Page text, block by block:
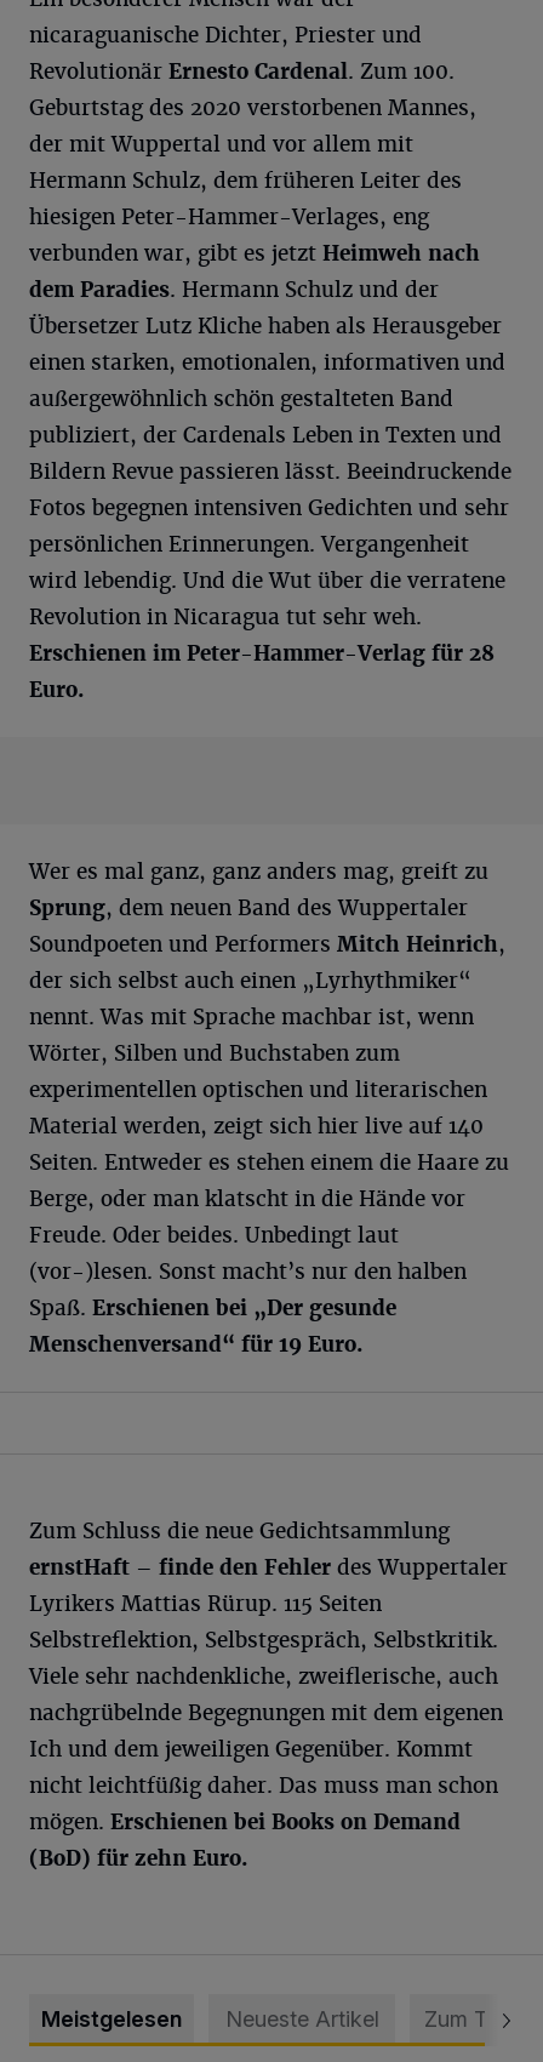
nicaraguanische Dichter, Priester und
Revolutionär Ernesto Cardenal. Zum 100.
Geburtstag des 2020 verstorbenen Mannes,
der mit Wuppertal und vor allem mit
Hermann Schulz, dem früheren Leiter des
hiesigen Peter-Hammer-Verlages, eng
verbunden war, gibt es jetzt Heimweh nach
dem Paradies. Hermann Schulz und der
Übersetzer Lutz Kliche haben als Herausgeber
einen starken, emotionalen, informativen und
außergewöhnlich schön gestalteten Band
publiziert, der Cardenals Leben in Texten und
Bildern Revue passieren lässt. Beeindruckende
Fotos begegnen intensiven Gedichten und sehr
persönlichen Erinnerungen. Vergangenheit
wird lebendig. Und die Wut über die verratene
Revolution in Nicaragua tut sehr weh.
Erschienen im Peter-Hammer-Verlag für 28
Euro.
Wer es mal ganz, ganz anders mag, greift zu
Sprung, dem neuen Band des Wuppertaler
Soundpoeten und Performers Mitch Heinrich,
der sich selbst auch einen „Lyrhythmiker“
nennt. Was mit Sprache machbar ist, wenn
Wörter, Silben und Buchstaben zum
experimentellen optischen und literarischen
Material werden, zeigt sich hier live auf 140
Seiten. Entweder es stehen einem die Haare zu
Berge, oder man klatscht in die Hände vor
Freude. Oder beides. Unbedingt laut
(vor-)lesen. Sonst macht’s nur den halben
Spaß. Erschienen bei „Der gesunde
Menschenversand“ für 19 Euro.
Zum Schluss die neue Gedichtsammlung
ernstHaft – finde den Fehler des Wuppertaler
Lyrikers Mattias Rürup. 115 Seiten
Selbstreflektion, Selbstgespräch, Selbstkritik.
Viele sehr nachdenkliche, zweiflerische, auch
nachgrübelnde Begegnungen mit dem eigenen
Ich und dem jeweiligen Gegenüber. Kommt
nicht leichtfüßig daher. Das muss man schon
mögen. Erschienen bei Books on Demand
(BoD) für zehn Euro.
Meistgelesen Neueste Artikel Zum Thema